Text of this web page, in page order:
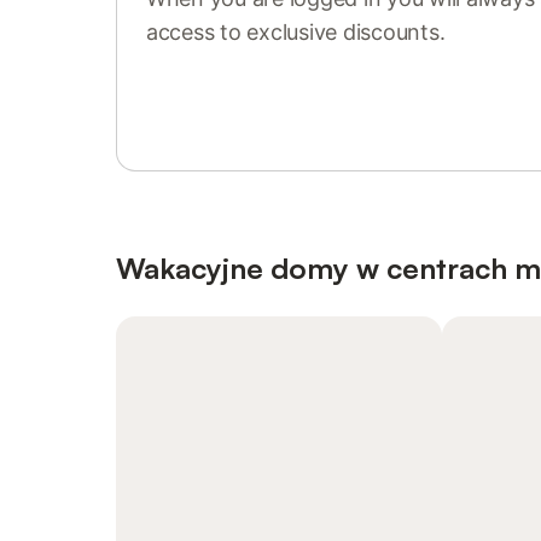
access to exclusive discounts.
Wakacyjne domy w centrach